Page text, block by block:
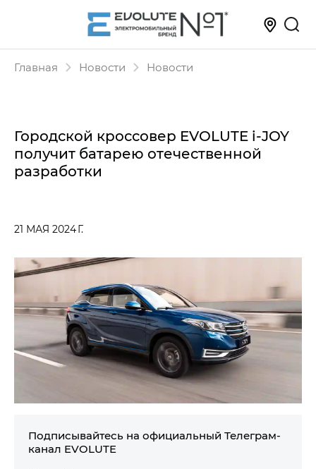
Главная Новости Новости
Городской кроссовер EVOLUTE i‑JOY
получит батарею отечественной
разработки
21 МАЯ 2024 Г.
Подписывайтесь на официальный Телеграм-
канал EVOLUTE